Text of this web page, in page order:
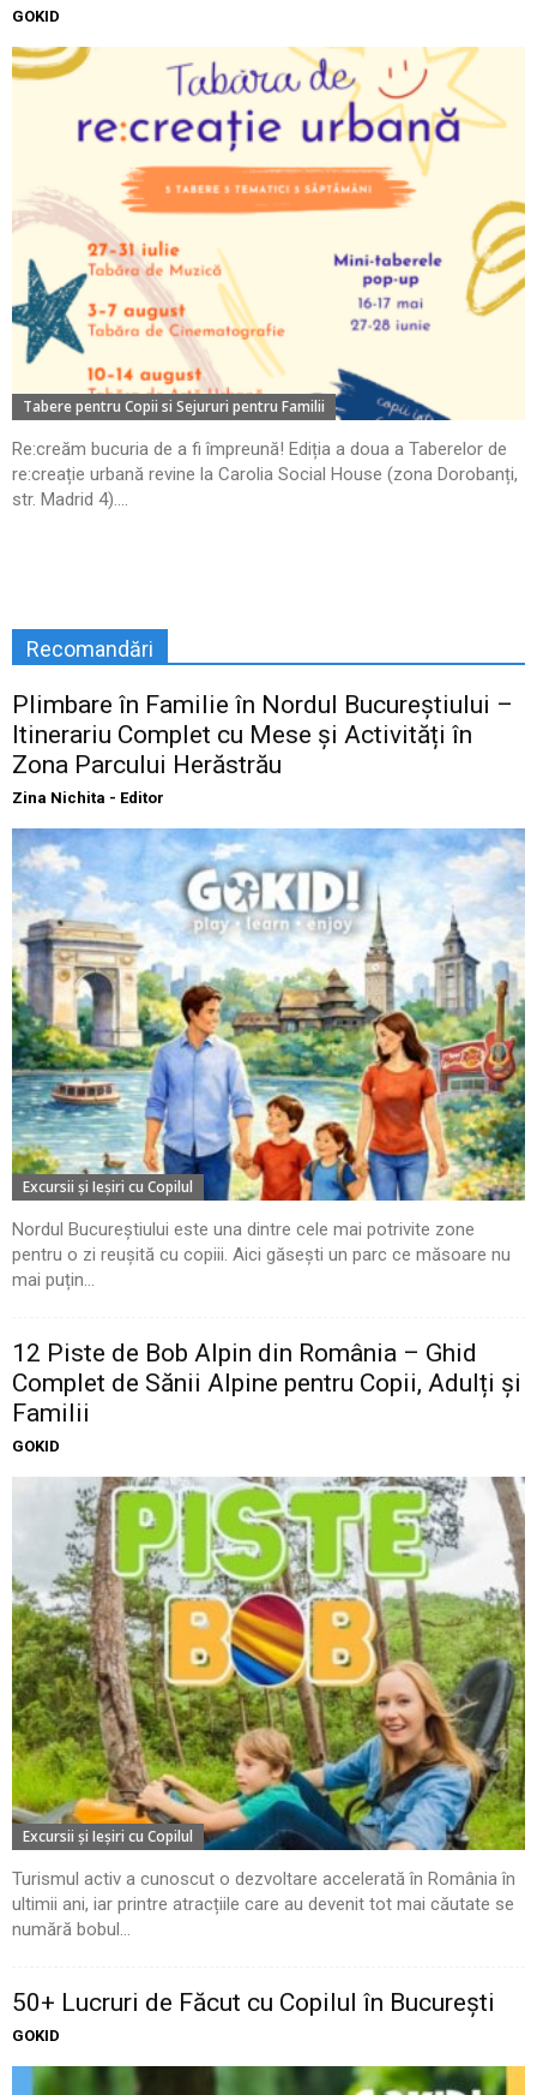
GOKID
Tabere pentru Copii si Sejururi pentru Familii
Re:creăm bucuria de a fi împreună! Ediția a doua a Taberelor de
re:creație urbană revine la Carolia Social House (zona Dorobanți,
str. Madrid 4)....
Recomandări
Plimbare în Familie în Nordul Bucureștiului –
Itinerariu Complet cu Mese și Activități în
Zona Parcului Herăstrău
Zina Nichita - Editor
Excursii şi Ieşiri cu Copilul
Nordul Bucureștiului este una dintre cele mai potrivite zone
pentru o zi reușită cu copiii. Aici găsești un parc ce măsoare nu
mai puțin...
12 Piste de Bob Alpin din România – Ghid
Complet de Sănii Alpine pentru Copii, Adulți și
Familii
GOKID
Excursii şi Ieşiri cu Copilul
Turismul activ a cunoscut o dezvoltare accelerată în România în
ultimii ani, iar printre atracțiile care au devenit tot mai căutate se
numără bobul...
50+ Lucruri de Făcut cu Copilul în București
GOKID